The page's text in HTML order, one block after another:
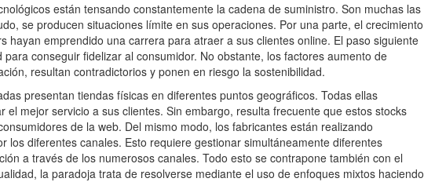
están tensando constantemente la cadena de suministro. Son muchas las
se producen situaciones límite en sus operaciones. Por una parte, el crecimiento
hayan emprendido una carrera para atraer a sus clientes online. El paso siguiente
conseguir fidelizar al consumidor. No obstante, los factores aumento de
resultan contradictorios y ponen en riesgo la sostenibilidad.
presentan tiendas físicas en diferentes puntos geográficos. Todas ellas
mejor servicio a sus clientes. Sin embargo, resulta frecuente que estos stocks
de la web. Del mismo modo, los fabricantes están realizando
los diferentes canales. Esto requiere gestionar simultáneamente diferentes
a través de los numerosos canales. Todo esto se contrapone también con el
la paradoja trata de resolverse mediante el uso de enfoques mixtos haciendo